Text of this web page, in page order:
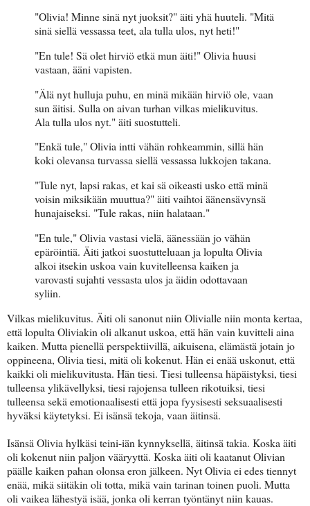
"Olivia! Minne sinä nyt juoksit?" äiti yhä huuteli. "Mitä
sinä siellä vessassa teet, ala tulla ulos, nyt heti!"
"En tule! Sä olet hirviö etkä mun äiti!" Olivia huusi
vastaan, ääni vapisten.
"Älä nyt hulluja puhu, en minä mikään hirviö ole, vaan
sun äitisi. Sulla on aivan turhan vilkas mielikuvitus.
Ala tulla ulos nyt." äiti suostutteli.
"Enkä tule," Olivia intti vähän rohkeammin, sillä hän
koki olevansa turvassa siellä vessassa lukkojen takana.
"Tule nyt, lapsi rakas, et kai sä oikeasti usko että minä
voisin miksikään muuttua?" äiti vaihtoi äänensävynsä
hunajaiseksi. "Tule rakas, niin halataan."
"En tule," Olivia vastasi vielä, äänessään jo vähän
epäröintiä. Äiti jatkoi suostutteluaan ja lopulta Olivia
alkoi itsekin uskoa vain kuvitelleensa kaiken ja
varovasti sujahti vessasta ulos ja äidin odottavaan
syliin.
Vilkas mielikuvitus. Äiti oli sanonut niin Olivialle niin monta kertaa,
että lopulta Oliviakin oli alkanut uskoa, että hän vain kuvitteli aina
kaiken. Mutta pienellä perspektiivillä, aikuisena, elämästä jotain jo
oppineena, Olivia tiesi, mitä oli kokenut. Hän ei enää uskonut, että
kaikki oli mielikuvitusta. Hän tiesi. Tiesi tulleensa häpäistyksi, tiesi
tulleensa ylikävellyksi, tiesi rajojensa tulleen rikotuiksi, tiesi
tulleensa sekä emotionaalisesti että jopa fyysisesti seksuaalisesti
hyväksi käytetyksi. Ei isänsä tekoja, vaan äitinsä.
Isänsä Olivia hylkäsi teini-iän kynnyksellä, äitinsä takia. Koska äiti
oli kokenut niin paljon vääryyttä. Koska äiti oli kaatanut Olivian
päälle kaiken pahan olonsa eron jälkeen. Nyt Olivia ei edes tiennyt
enää, mikä siitäkin oli totta, mikä vain tarinan toinen puoli. Mutta
oli vaikea lähestyä isää, jonka oli kerran työntänyt niin kauas.